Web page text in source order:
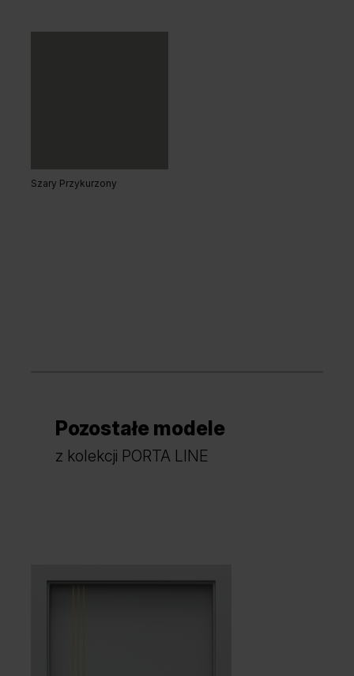
Szary Przykurzony
Pozostałe modele
z kolekcji PORTA LINE